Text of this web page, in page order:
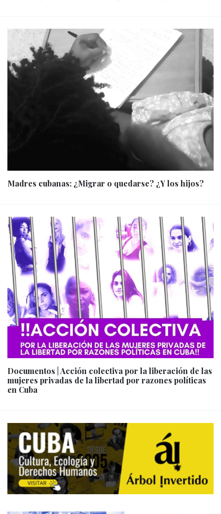
Madres cubanas: ¿Migrar o quedarse? ¿Y los hijos?
Documentos | Acción colectiva por la liberación de las
mujeres privadas de la libertad por razones políticas
en Cuba